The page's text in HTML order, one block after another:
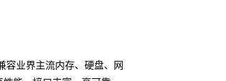
容业界主流内存、硬盘、网